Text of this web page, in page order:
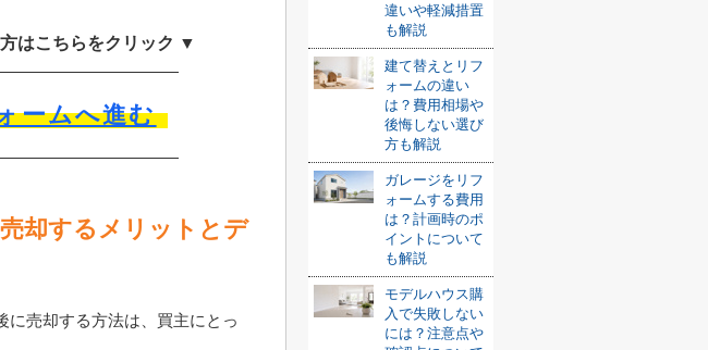
はこちらをクリック ▼
ームへ進む
却するメリットとデ
に売却する方法は、買主にとっ
違いや軽減措置
も解説
建て替えとリフ
ォームの違い
は？費用相場や
後悔しない選び
方も解説
ガレージをリフ
ォームする費用
は？計画時のポ
イントについて
も解説
モデルハウス購
入で失敗しない
には？注意点や